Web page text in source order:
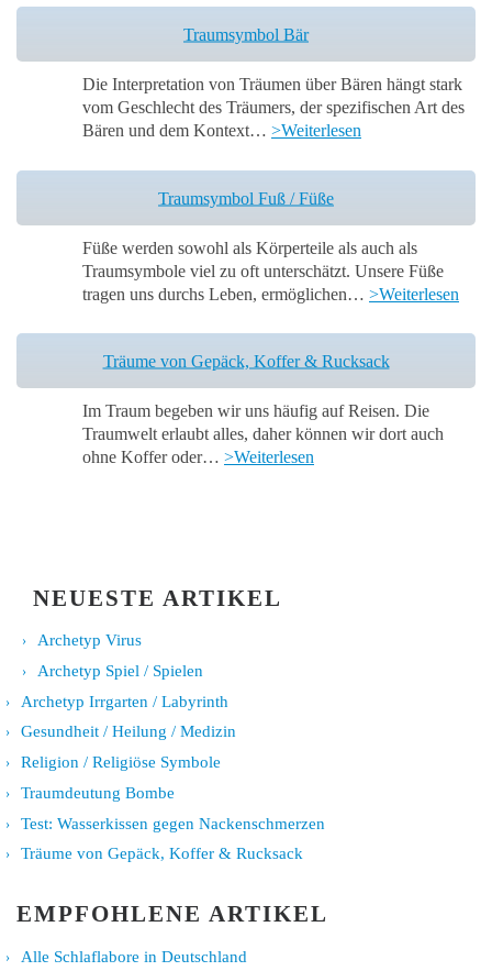
Traumsymbol Bär
Die Interpretation von Träumen über Bären hängt stark
vom Geschlecht des Träumers, der spezifischen Art des
Bären und dem Kontext… >Weiterlesen
Traumsymbol Fuß / Füße
Füße werden sowohl als Körperteile als auch als
Traumsymbole viel zu oft unterschätzt. Unsere Füße
tragen uns durchs Leben, ermöglichen… >Weiterlesen
Träume von Gepäck, Koffer & Rucksack
Im Traum begeben wir uns häufig auf Reisen. Die
Traumwelt erlaubt alles, daher können wir dort auch
ohne Koffer oder… >Weiterlesen
NEUESTE ARTIKEL
Archetyp Virus
Archetyp Spiel / Spielen
Archetyp Irrgarten / Labyrinth
Gesundheit / Heilung / Medizin
Religion / Religiöse Symbole
Traumdeutung Bombe
Test: Wasserkissen gegen Nackenschmerzen
Träume von Gepäck, Koffer & Rucksack
EMPFOHLENE ARTIKEL
Alle Schlaflabore in Deutschland